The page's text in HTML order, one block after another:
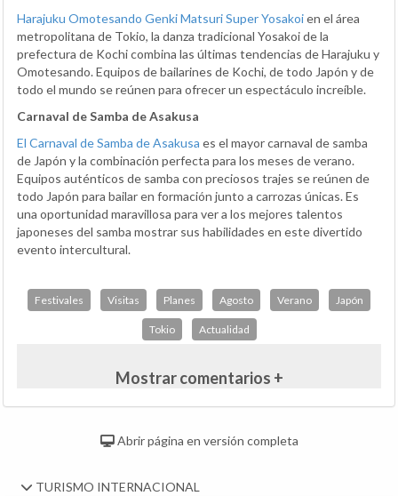
Harajuku Omotesando Genki Matsuri Super Yosakoien el área
metropolitana de Tokio, la danza tradicional Yosakoi de la
prefectura de Kochi combina las últimas tendencias de Harajuku y
Omotesando. Equipos de bailarines de Kochi, de todo Japón y de
todo el mundo se reúnen para ofrecer un espectáculo increíble.
Carnaval de Samba de Asakusa
El Carnaval de Samba de Asakusa es el mayor carnaval de samba
de Japón y la combinación perfecta para los meses de verano.
Equipos auténticos de samba con preciosos trajes se reúnen de
todo Japón para bailar en formación junto a carrozas únicas. Es
una oportunidad maravillosa para ver a los mejores talentos
japoneses del samba mostrar sus habilidades en este divertido
evento intercultural.
Festivales Visitas Planes Agosto Verano Japón
Tokio Actualidad
Mostrar comentarios +
Abrir página en versión completa
TURISMO INTERNACIONAL